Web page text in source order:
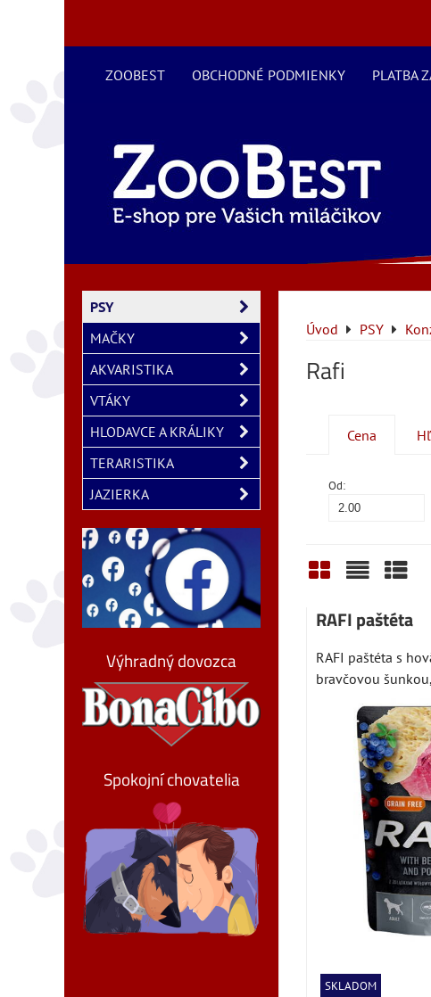
ZOOBEST OBCHODNÉ PODMIENKY PLATBA
Úvod PSY
Rafi
Cena
Od:
RAFI paštéta
RAFI paštéta s
bravčovou
SKLADOM
PSY
MAČKY
AKVARISTIKA
VTÁKY
HLODAVCE A KRÁLIKY
TERARISTIKA
JAZIERKA
Výhradný dovozca
Spokojní chovatelia